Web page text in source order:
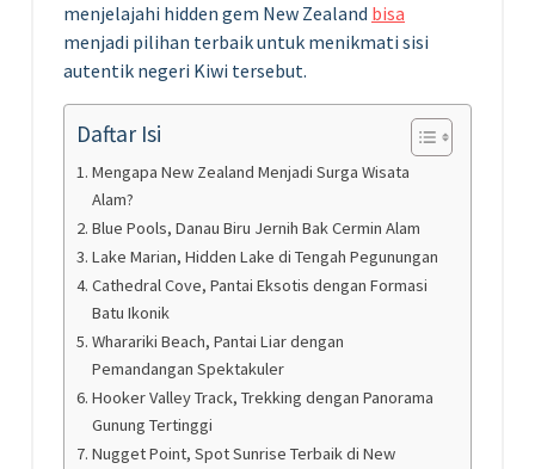
menjelajahi hidden gem New Zealand bisa
menjadi pilihan terbaik untuk menikmati sisi
autentik negeri Kiwi tersebut.
Daftar Isi
Mengapa New Zealand Menjadi Surga Wisata
Alam?
Blue Pools, Danau Biru Jernih Bak Cermin Alam
Lake Marian, Hidden Lake di Tengah Pegunungan
Cathedral Cove, Pantai Eksotis dengan Formasi
Batu Ikonik
Wharariki Beach, Pantai Liar dengan
Pemandangan Spektakuler
Hooker Valley Track, Trekking dengan Panorama
Gunung Tertinggi
Nugget Point, Spot Sunrise Terbaik di New